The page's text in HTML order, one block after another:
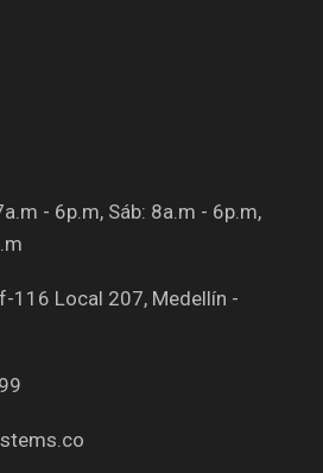
- 6p.m, Sáb: 8a.m - 6p.m,
116 Local 207, Medellín -